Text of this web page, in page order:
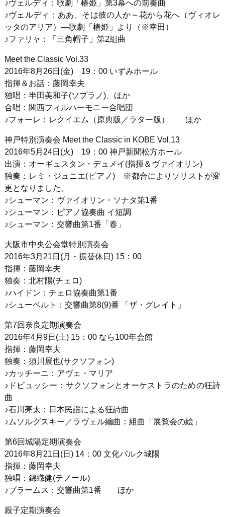
♪ヴェルディ：歌劇「椿姫」第3幕への前奏曲
♪ヴェルディ：ああ、そは彼の人か～花から花へ（ヴィオレ
ッタのアリア）―歌劇「椿姫」より（※幸田）
♪ファリャ：「三角帽子」第2組曲
Meet the Classic Vol.33
2016年8月26日(金) 19：00 いずみホール
指揮＆お話：藤岡幸夫
独唱：半田美和子(ソプラノ)、ほか
合唱：関西フィルハーモニー合唱団
♪フォーレ：レクイエム（原典版／ラター版） ほか
神戸特別演奏会 Meet the Classic in KOBE Vol.13
2016年5月24日(火) 19：00 神戸新聞松方ホール
出演：オーギュスタン・デュメイ(指揮＆ヴァイオリン)
独奏：レミ・ジュニエ(ピアノ) ※都合によりソリストが変
更となりました。
♪シューマン：ヴァイオリン・ソナタ第1番
♪シューマン：ピアノ協奏曲 イ短調
♪シューマン：交響曲第1番「春」
大阪市中央公会堂特別演奏会
2016年3月21日(月・振替休日) 15：00
指揮：藤岡幸夫
独奏：北村陽(チェロ)
♪ハイドン：チェロ協奏曲第1番
♪シューベルト：交響曲第8(9)番 「ザ・グレイト」
第7回奈良定期演奏会
2016年4月9日(土) 15：00 なら100年会館
指揮：藤岡幸夫
独奏：須川展也(サクソフォン)
♪カッチーニ：アヴェ・マリア
♪ドビュッシー：サクソフォンとオーケストラのための狂詩
曲
♪石川亮太：日本民謡による狂詩曲
♪ムソルグスキー／ラヴェル編曲：組曲「展覧会の絵」
第6回城陽定期演奏会
2016年8月21日(日) 14：00 文化パルク城陽
指揮：藤岡幸夫
独唱：錦織健(テノール)
♪ブラームス：交響曲第1番 ほか
親子定期演奏会